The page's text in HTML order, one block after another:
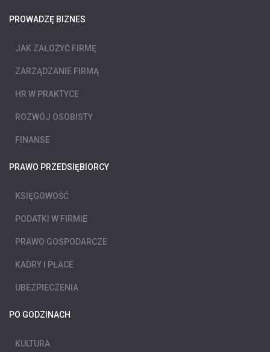
PROWADZĘ BIZNES
JAK ZAŁOŻYĆ FIRMĘ
ZARZĄDZANIE FIRMĄ
HR W PRAKTYCE
ROZWÓJ OSOBISTY
FINANSE
PRAWO PRZEDSIĘBIORCY
KSIĘGOWOŚĆ
PODATKI W FIRMIE
PRAWO GOSPODARCZE
KADRY I PŁACE
UBEZPIECZENIA
PO GODZINACH
KULTURA